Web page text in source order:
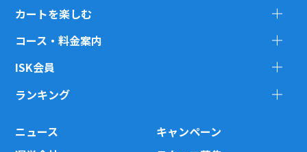
カートを楽しむ
コース・料金案内
ISK会員
ランキング
ニュース
キャンペーン